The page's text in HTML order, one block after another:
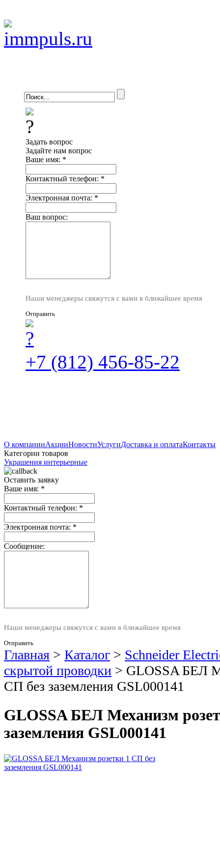
Задать вопрос
Задайте нам вопрос
Ваше имя: *
Контактный телефон: *
Электронная почта: *
Ваш вопрос:
Наши менеджеры свяжутся с вами в ближайшее время
Отправить
+7 (812) 456-85-22
О компанииАкцииНовостиУслугиДоставка и оплатаКонтакты
Категории товаров
Украшения интерьерные
Оставить заявку
Ваше имя: *
Контактный телефон: *
Электронная почта: *
Сообщение:
Наши менеджеры свяжутся с вами в ближайшее время
Отправить
Главная > Каталог > Schneider
скрытой проводки > GLOSSA БЕЛ
СП без заземления GSL000141
GLOSSA БЕЛ Механизм
заземления GSL000141